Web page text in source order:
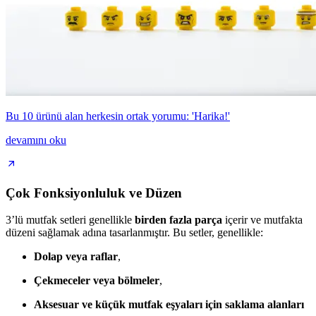
Bu 10 ürünü alan herkesin ortak yorumu: 'Harika!'
devamını oku
Çok Fonksiyonluluk ve Düzen
3’lü mutfak setleri genellikle birden fazla parça içerir ve mutfakta
düzeni sağlamak adına tasarlanmıştır. Bu setler, genellikle:
Dolap veya raflar,
Çekmeceler veya bölmeler,
Aksesuar ve küçük mutfak eşyaları için saklama alanları